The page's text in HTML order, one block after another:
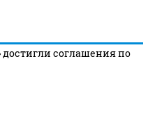
достигли соглашения по